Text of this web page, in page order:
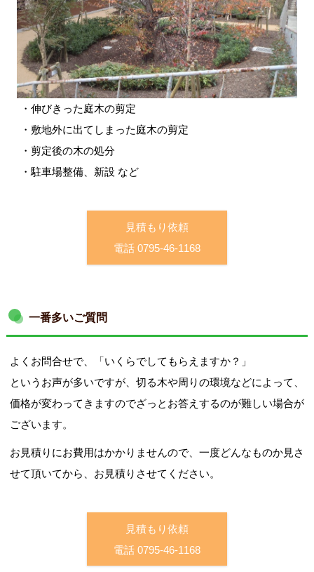
珪藻土(フラッシュクリーン・MPパウダー)
無垢材・一枚板の加工
木製提案製品(外構・外壁)
・伸びきった庭木の剪定
・敷地外に出てしまった庭木の剪定
・剪定後の木の処分
・駐車場整備、新設 など
見積もり依頼
電話 0795-46-1168
一番多いご質問
よくお問合せで、「いくらでしてもらえますか？」
というお声が多いですが、切る木や周りの環境などによって、
価格が変わってきますのでざっとお答えするのが難しい場合が
ございます。
お見積りにお費用はかかりませんので、一度どんなものか見さ
せて頂いてから、お見積りさせてください。
見積もり依頼
電話 0795-46-1168